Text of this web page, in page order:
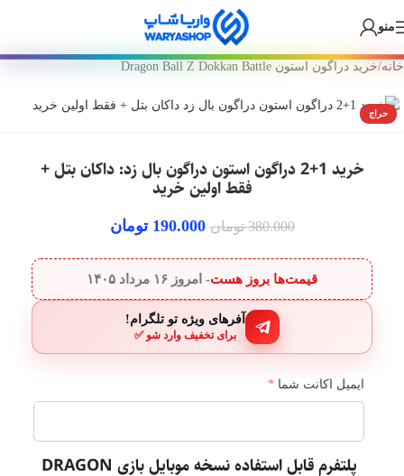
Skip
navigation
Skip
main
🎁 سفارش ارزان + درآمد دائمی! +۲۵۰ بازی و گیفت کارت داخل بات واریا
شاپ 💙
منو
خانه/خرید دراگون استون Dragon Ball Z Dokkan Battle
حراج
خرید 1+2 دراگون استون دراگون بال زد: داکان بتل +
فقط اولین خرید
380.000 تومان 190.000 تومان
قیمت‌ها بروز هست- امروز ۱۶ مرداد ۱۴۰۵
آفرهای ویژه تو تلگرام!
برای تخفیف وارد شو ✅
ایمیل اکانت شما *
پلتفرم قابل استفاده نسخه موبایل بازی DRAGON